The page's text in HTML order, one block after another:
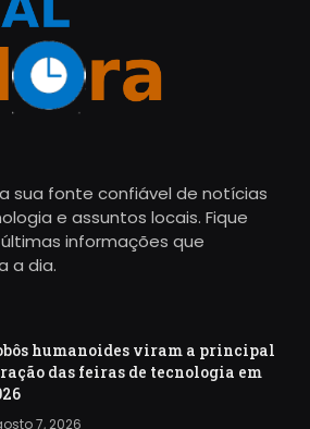
sua fonte confiável de notícias
e assuntos locais. Fique
informações que
a dia.
humanoides viram a principal
das feiras de tecnologia em
7, 2026